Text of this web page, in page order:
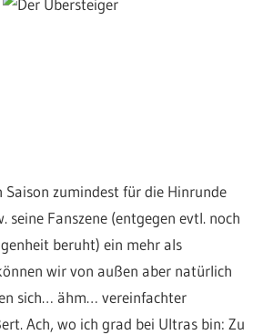
Saison zumindest für die Hinrunde
Fanszene (entgegen evtl. noch
beruht) ein mehr als
wir von außen aber natürlich
sich… ähm… vereinfachter
Ach, wo ich grad bei Ultras bin: Zu